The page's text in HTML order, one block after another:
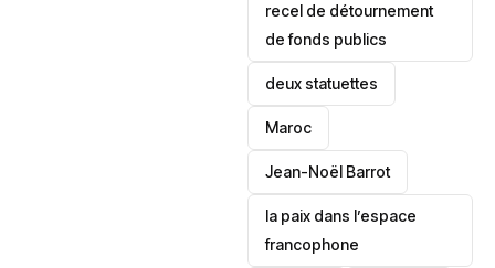
recel de détournement
de fonds publics
deux statuettes
Maroc
Jean-Noël Barrot
la paix dans l’espace
francophone